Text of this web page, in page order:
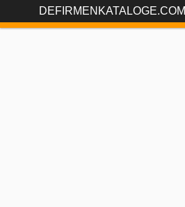
DEFIRMENKATALOGE.COM